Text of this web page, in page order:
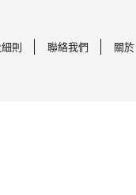
則 聯絡我們 關於